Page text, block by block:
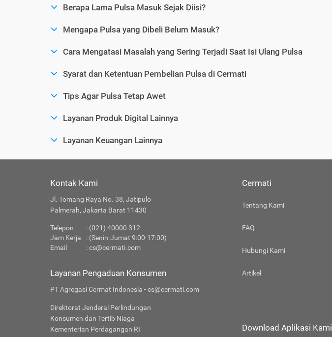
Berapa Lama Pulsa Masuk Sejak Diisi?
Mengapa Pulsa yang Dibeli Belum Masuk?
Cara Mengatasi Masalah yang Sering Terjadi Saat Isi Ulang Pulsa
Syarat dan Ketentuan Pembelian Pulsa di Cermati
Tips Agar Pulsa Tetap Awet
Layanan Produk Digital Lainnya
Layanan Keuangan Lainnya
Kontak Kami
Jl. Tomang Raya No. 38, Jatipulo
Palmerah, Jakarta Barat 11430
Telepon
: (021) 40000 312
Jam Kerja
: (Senin-Jumat 9:00-17:00)
Email
:cs@cermati.com
Layanan Pengaduan Konsumen
PT Agregasi Cermat Indonesia - cs@cermati.com
Direktorat Jenderal Perlindungan
Konsumen dan Tertib Niaga
Kementerian Perdagangan RI
Cermati
Tentang Kami
FAQ
Hubungi Kami
Artikel
Download Aplikasi Kami